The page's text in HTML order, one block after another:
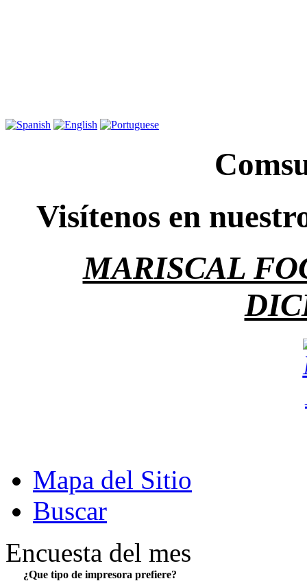
Visítenos en
MARISCAL
Mapa del Sitio
Buscar
Encuesta del mes
¿Que tipo de impresora prefiere?